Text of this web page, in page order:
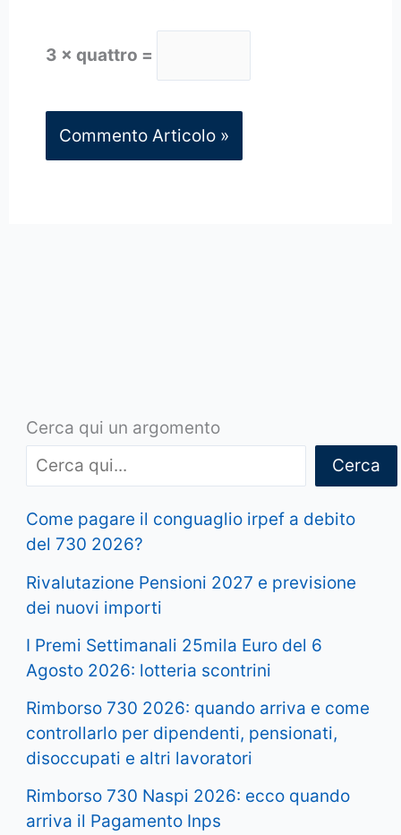
3 × quattro =
Cerca qui un argomento
Cerca
Come pagare il conguaglio irpef a debito
del 730 2026?
Rivalutazione Pensioni 2027 e previsione
dei nuovi importi
I Premi Settimanali 25mila Euro del 6
Agosto 2026: lotteria scontrini
Rimborso 730 2026: quando arriva e come
controllarlo per dipendenti, pensionati,
disoccupati e altri lavoratori
Rimborso 730 Naspi 2026: ecco quando
arriva il Pagamento Inps